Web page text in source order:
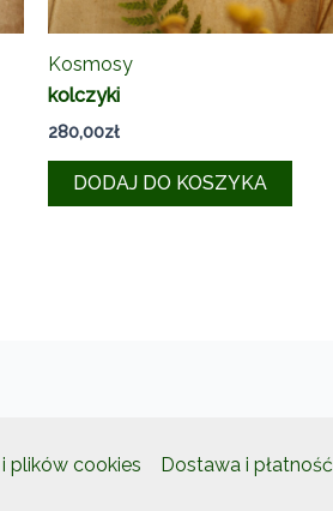
Kosmosy
kolczyki
280,00zł
DODAJ DO KOSZYKA
plików cookies Dostawa i płatność